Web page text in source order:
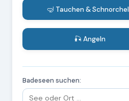
🤿 Tauchen &
🎣 Angeln
Badeseen suchen: